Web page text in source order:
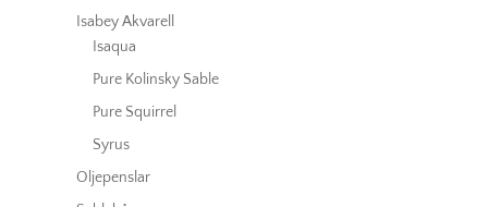
Isabey Akvarell
Isaqua
Pure Kolinsky Sable
Pure Squirrel
Syrus
Oljepenslar